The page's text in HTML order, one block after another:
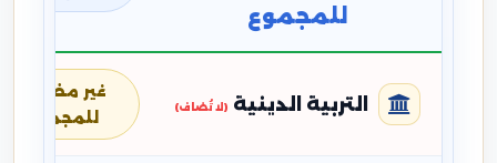
للمجموع
التربية الدينية (لا تُضاف)
غير مضافة
للمجموع